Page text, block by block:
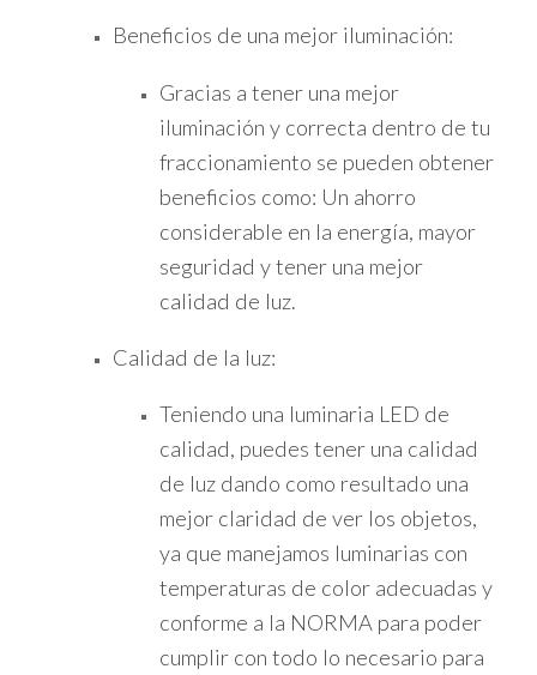
Beneficios de una mejor iluminación:
Gracias a tener una mejor
iluminación y correcta dentro de tu
fraccionamiento se pueden obtener
beneficios como: Un ahorro
considerable en la energía, mayor
seguridad y tener una mejor
calidad de luz.
Calidad de la luz:
Teniendo una luminaria LED de
calidad, puedes tener una calidad
de luz dando como resultado una
mejor claridad de ver los objetos,
ya que manejamos luminarias con
temperaturas de color adecuadas y
conforme a la NORMA para poder
cumplir con todo lo necesario para